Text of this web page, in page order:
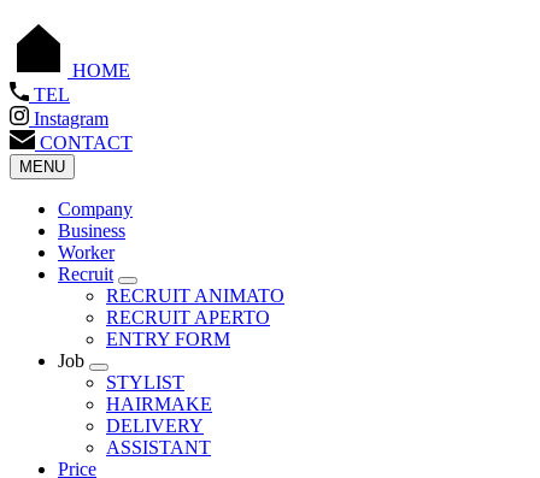
HOME
TEL
Instagram
CONTACT
MENU
Company
Business
Worker
Recruit
RECRUIT ANIMATO
RECRUIT APERTO
ENTRY FORM
Job
STYLIST
HAIRMAKE
DELIVERY
ASSISTANT
Price